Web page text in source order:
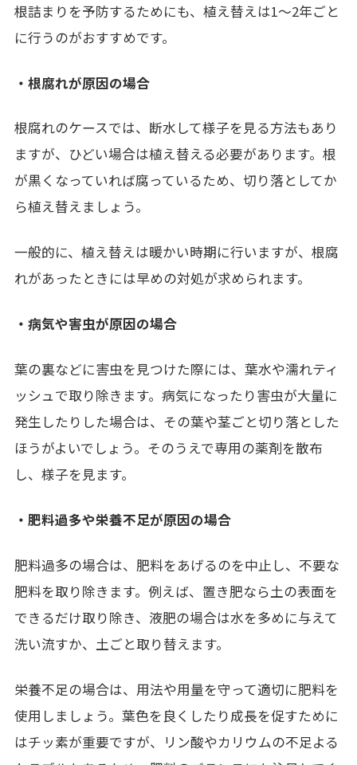
根詰まりを予防するためにも、植え替えは1～2年ごと
に行うのがおすすめです。
・根腐れが原因の場合
根腐れのケースでは、断水して様子を見る方法もあり
ますが、ひどい場合は植え替える必要があります。根
が黒くなっていれば腐っているため、切り落としてか
ら植え替えましょう。
一般的に、植え替えは暖かい時期に行いますが、根腐
れがあったときには早めの対処が求められます。
・病気や害虫が原因の場合
葉の裏などに害虫を見つけた際には、葉水や濡れティ
ッシュで取り除きます。病気になったり害虫が大量に
発生したりした場合は、その葉や茎ごと切り落とした
ほうがよいでしょう。そのうえで専用の薬剤を散布
し、様子を見ます。
・肥料過多や栄養不足が原因の場合
肥料過多の場合は、肥料をあげるのを中止し、不要な
肥料を取り除きます。例えば、置き肥なら土の表面を
できるだけ取り除き、液肥の場合は水を多めに与えて
洗い流すか、土ごと取り替えます。
栄養不足の場合は、用法や用量を守って適切に肥料を
使用しましょう。葉色を良くしたり成長を促すために
はチッ素が重要ですが、リン酸やカリウムの不足よる